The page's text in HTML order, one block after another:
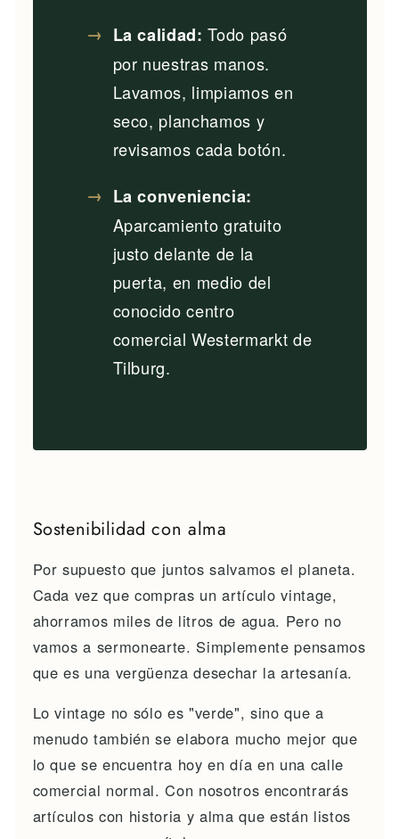
La calidad: Todo pasó
por nuestras manos.
Lavamos, limpiamos en
seco, planchamos y
revisamos cada botón.
La conveniencia:
Aparcamiento gratuito
justo delante de la
puerta, en medio del
conocido centro
comercial Westermarkt de
Tilburg.
Sostenibilidad con alma
Por supuesto que juntos salvamos el planeta.
Cada vez que compras un artículo vintage,
ahorramos miles de litros de agua. Pero no
vamos a sermonearte. Simplemente pensamos
que es una vergüenza desechar la artesanía.
Lo vintage no sólo es "verde", sino que a
menudo también se elabora mucho mejor que
lo que se encuentra hoy en día en una calle
comercial normal. Con nosotros encontrarás
artículos con historia y alma que están listos